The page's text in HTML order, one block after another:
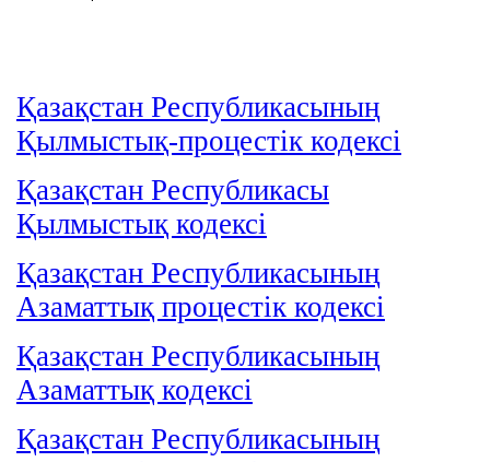
Қазақстан Республикасының
Қылмыстық-процестік кодексi
Қазақстан Республикасы
Қылмыстық кодексі
Қазақстан Республикасының
Азаматтық процестік кодексі
Қазақстан Республикасының
Азаматтық кодексі
Қазақстан Республикасының